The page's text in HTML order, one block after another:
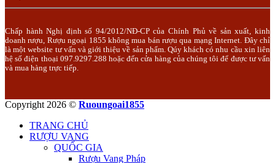
Chấp hành Nghị định số 94/2012/NĐ-CP của Chính Phủ về sản xuất, kinh
doanh rượu, Rượu ngoại 1855 không mua bán rượu qua mạng Internet. Đây chỉ
là một website tư vấn và giới thiệu về sản phẩm. Qúy khách có nhu cầu xin liên
hệ số điện thoại 097.9297.288 hoặc đến cửa hàng của chúng tôi để được tư vấn
và mua hàng trực tiếp.
Copyright 2026 © Ruoungoai1855
TRANG CHỦ
RƯỢU VANG
QUỐC GIA
Rượu Vang Pháp